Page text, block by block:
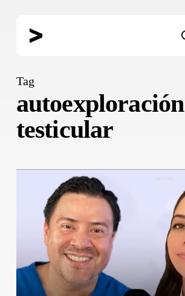
Tag
autoexploración
testicular